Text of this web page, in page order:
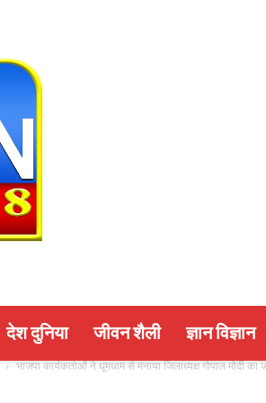
देश दुनिया जीवन शैली ज्ञान विज्ञान
भाजपा कार्यकर्ताओं ने धूमधाम से मनाया जिलाध्यक्ष गोपाल मोदी का